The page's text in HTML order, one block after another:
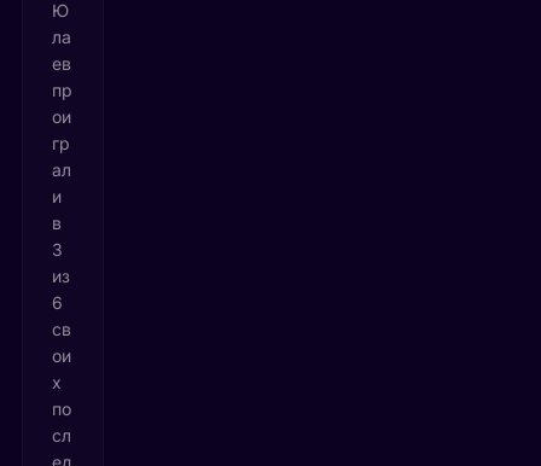
Ю
ла
ев
пр
ои
гр
ал
и
в
3
из
6
св
ои
х
по
сл
ед